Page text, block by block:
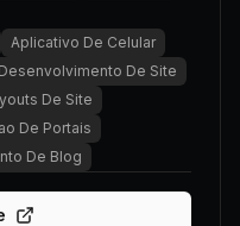
Aplicativo De Celular
Desenvolvimento De Site
De Site
De Portais
De Blog